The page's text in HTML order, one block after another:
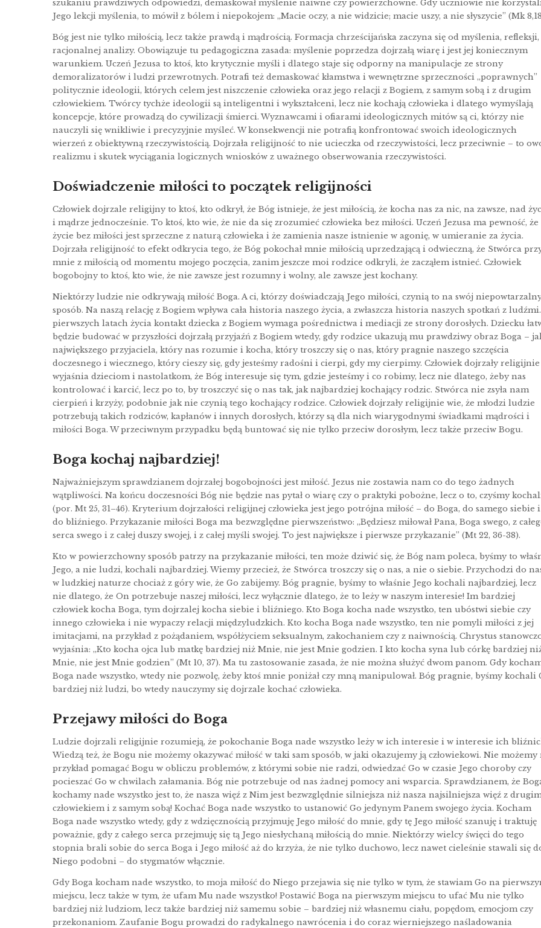
szukaniu prawdziwych odpowiedzi, demaskował myślenie naiwne czy powierzchowne. Gdy uczniowie nie
Jego lekcji myślenia, to mówił z bólem i niepokojem: „Macie oczy, a nie widzicie; macie uszy, a nie słyszycie” (Mk
Bóg jest nie tylko miłością, lecz także prawdą i mądrością. Formacja chrześcijańska zaczyna się od myślenia, refleksji,
racjonalnej analizy. Obowiązuje tu pedagogiczna zasada: myślenie poprzedza dojrzałą wiarę i jest jej koniecznym
warunkiem. Uczeń Jezusa to ktoś, kto krytycznie myśli i dlatego staje się odporny na manipulacje ze strony
demoralizatorów i ludzi przewrotnych. Potrafi też demaskować kłamstwa i wewnętrzne sprzeczności „poprawnych”
politycznie ideologii, których celem jest niszczenie człowieka oraz jego relacji z Bogiem, z samym sobą i z drugim
człowiekiem. Twórcy tychże ideologii są inteligentni i wykształceni, lecz nie kochają człowieka i dlatego wymyślają
koncepcje, które prowadzą do cywilizacji śmierci. Wyznawcami i ofiarami ideologicznych mitów są ci, którzy nie
nauczyli się wnikliwie i precyzyjnie myśleć. W konsekwencji nie potrafią konfrontować swoich ideologicznych
wierzeń z obiektywną rzeczywistością. Dojrzała religijność to nie ucieczka od rzeczywistości, lecz przeciwnie – to
realizmu i skutek wyciągania logicznych wniosków z uważnego obserwowania rzeczywistości.
Doświadczenie miłości to początek religijności
Człowiek dojrzale religijny to ktoś, kto odkrył, że Bóg istnieje, że jest miłością, że kocha nas za nic, na zawsze, nad
i mądrze jednocześnie. To ktoś, kto wie, że nie da się zrozumieć człowieka bez miłości. Uczeń Jezusa ma pewność, że
życie bez miłości jest sprzeczne z naturą człowieka i że zamienia nasze istnienie w agonię, w umieranie za życia.
Dojrzała religijność to efekt odkrycia tego, że Bóg pokochał mnie miłością uprzedzającą i odwieczną, że Stwórca
mnie z miłością od momentu mojego poczęcia, zanim jeszcze moi rodzice odkryli, że zacząłem istnieć. Człowiek
bogobojny to ktoś, kto wie, że nie zawsze jest rozumny i wolny, ale zawsze jest kochany.
Niektórzy ludzie nie odkrywają miłość Boga. A ci, którzy doświadczają Jego miłości, czynią to na swój
sposób. Na naszą relację z Bogiem wpływa cała historia naszego życia, a zwłaszcza historia naszych spotkań z
pierwszych latach życia kontakt dziecka z Bogiem wymaga pośrednictwa i mediacji ze strony dorosłych. Dziecku
będzie budować w przyszłości dojrzałą przyjaźń z Bogiem wtedy, gdy rodzice ukazują mu prawdziwy obraz Boga –
największego przyjaciela, który nas rozumie i kocha, który troszczy się o nas, który pragnie naszego szczęścia
doczesnego i wiecznego, który cieszy się, gdy jesteśmy radośni i cierpi, gdy my cierpimy. Człowiek dojrzały religijnie
wyjaśnia dzieciom i nastolatkom, że Bóg interesuje się tym, gdzie jesteśmy i co robimy, lecz nie dlatego, żeby nas
kontrolować i karcić, lecz po to, by troszczyć się o nas tak, jak najbardziej kochający rodzic. Stwórca nie zsyła nam
cierpień i krzyży, podobnie jak nie czynią tego kochający rodzice. Człowiek dojrzały religijnie wie, że młodzi ludzie
potrzebują takich rodziców, kapłanów i innych dorosłych, którzy są dla nich wiarygodnymi świadkami mądrości i
miłości Boga. W przeciwnym przypadku będą buntować się nie tylko przeciw dorosłym, lecz także przeciw Bogu.
Boga kochaj najbardziej!
Najważniejszym sprawdzianem dojrzałej bogobojności jest miłość. Jezus nie zostawia nam co do tego żadnych
wątpliwości. Na końcu doczesności Bóg nie będzie nas pytał o wiarę czy o praktyki pobożne, lecz o to, czyśmy
(por. Mt 25, 31–46). Kryterium dojrzałości religijnej człowieka jest jego potrójna miłość – do Boga, do samego siebie i
do bliźniego. Przykazanie miłości Boga ma bezwzględne pierwszeństwo: „Będziesz miłował Pana, Boga swego, z
serca swego i z całej duszy swojej, i z całej myśli swojej. To jest największe i pierwsze przykazanie” (Mt 22, 36-38).
Kto w powierzchowny sposób patrzy na przykazanie miłości, ten może dziwić się, że Bóg nam poleca, byśmy to
Jego, a nie ludzi, kochali najbardziej. Wiemy przecież, że Stwórca troszczy się o nas, a nie o siebie. Przychodzi do
w ludzkiej naturze chociaż z góry wie, że Go zabijemy. Bóg pragnie, byśmy to właśnie Jego kochali najbardziej, lecz
nie dlatego, że On potrzebuje naszej miłości, lecz wyłącznie dlatego, że to leży w naszym interesie! Im bardziej
człowiek kocha Boga, tym dojrzalej kocha siebie i bliźniego. Kto Boga kocha nade wszystko, ten ubóstwi siebie czy
innego człowieka i nie wypaczy relacji międzyludzkich. Kto kocha Boga nade wszystko, ten nie pomyli miłości z jej
imitacjami, na przykład z pożądaniem, współżyciem seksualnym, zakochaniem czy z naiwnością. Chrystus
wyjaśnia: „Kto kocha ojca lub matkę bardziej niż Mnie, nie jest Mnie godzien. I kto kocha syna lub córkę bardziej
Mnie, nie jest Mnie godzien” (Mt 10, 37). Ma tu zastosowanie zasada, że nie można służyć dwom panom. Gdy
Boga nade wszystko, wtedy nie pozwolę, żeby ktoś mnie poniżał czy mną manipulował. Bóg pragnie, byśmy kochali
bardziej niż ludzi, bo wtedy nauczymy się dojrzale kochać człowieka.
Przejawy miłości do Boga
Ludzie dojrzali religijnie rozumieją, że pokochanie Boga nade wszystko leży w ich interesie i w interesie ich
Wiedzą też, że Bogu nie możemy okazywać miłość w taki sam sposób, w jaki okazujemy ją człowiekowi. Nie możemy
przykład pomagać Bogu w obliczu problemów, z którymi sobie nie radzi, odwiedzać Go w czasie Jego choroby czy
pocieszać Go w chwilach załamania. Bóg nie potrzebuje od nas żadnej pomocy ani wsparcia. Sprawdzianem, że
kochamy nade wszystko jest to, że nasza więź z Nim jest bezwzględnie silniejsza niż nasza najsilniejsza więź z
człowiekiem i z samym sobą! Kochać Boga nade wszystko to ustanowić Go jedynym Panem swojego życia. Kocham
Boga nade wszystko wtedy, gdy z wdzięcznością przyjmuję Jego miłość do mnie, gdy tę Jego miłość szanuję i traktuję
poważnie, gdy z całego serca przejmuję się tą Jego niesłychaną miłością do mnie. Niektórzy wielcy święci do tego
stopnia brali sobie do serca Boga i Jego miłość aż do krzyża, że nie tylko duchowo, lecz nawet cieleśnie stawali się
Niego podobni – do stygmatów włącznie.
Gdy Boga kocham nade wszystko, to moja miłość do Niego przejawia się nie tylko w tym, że stawiam Go na
miejscu, lecz także w tym, że ufam Mu nade wszystko! Postawić Boga na pierwszym miejscu to ufać Mu nie tylko
bardziej niż ludziom, lecz także bardziej niż samemu sobie – bardziej niż własnemu ciału, popędom, emocjom czy
przekonaniom. Zaufanie Bogu prowadzi do radykalnego nawrócenia i do coraz wierniejszego naśladowania